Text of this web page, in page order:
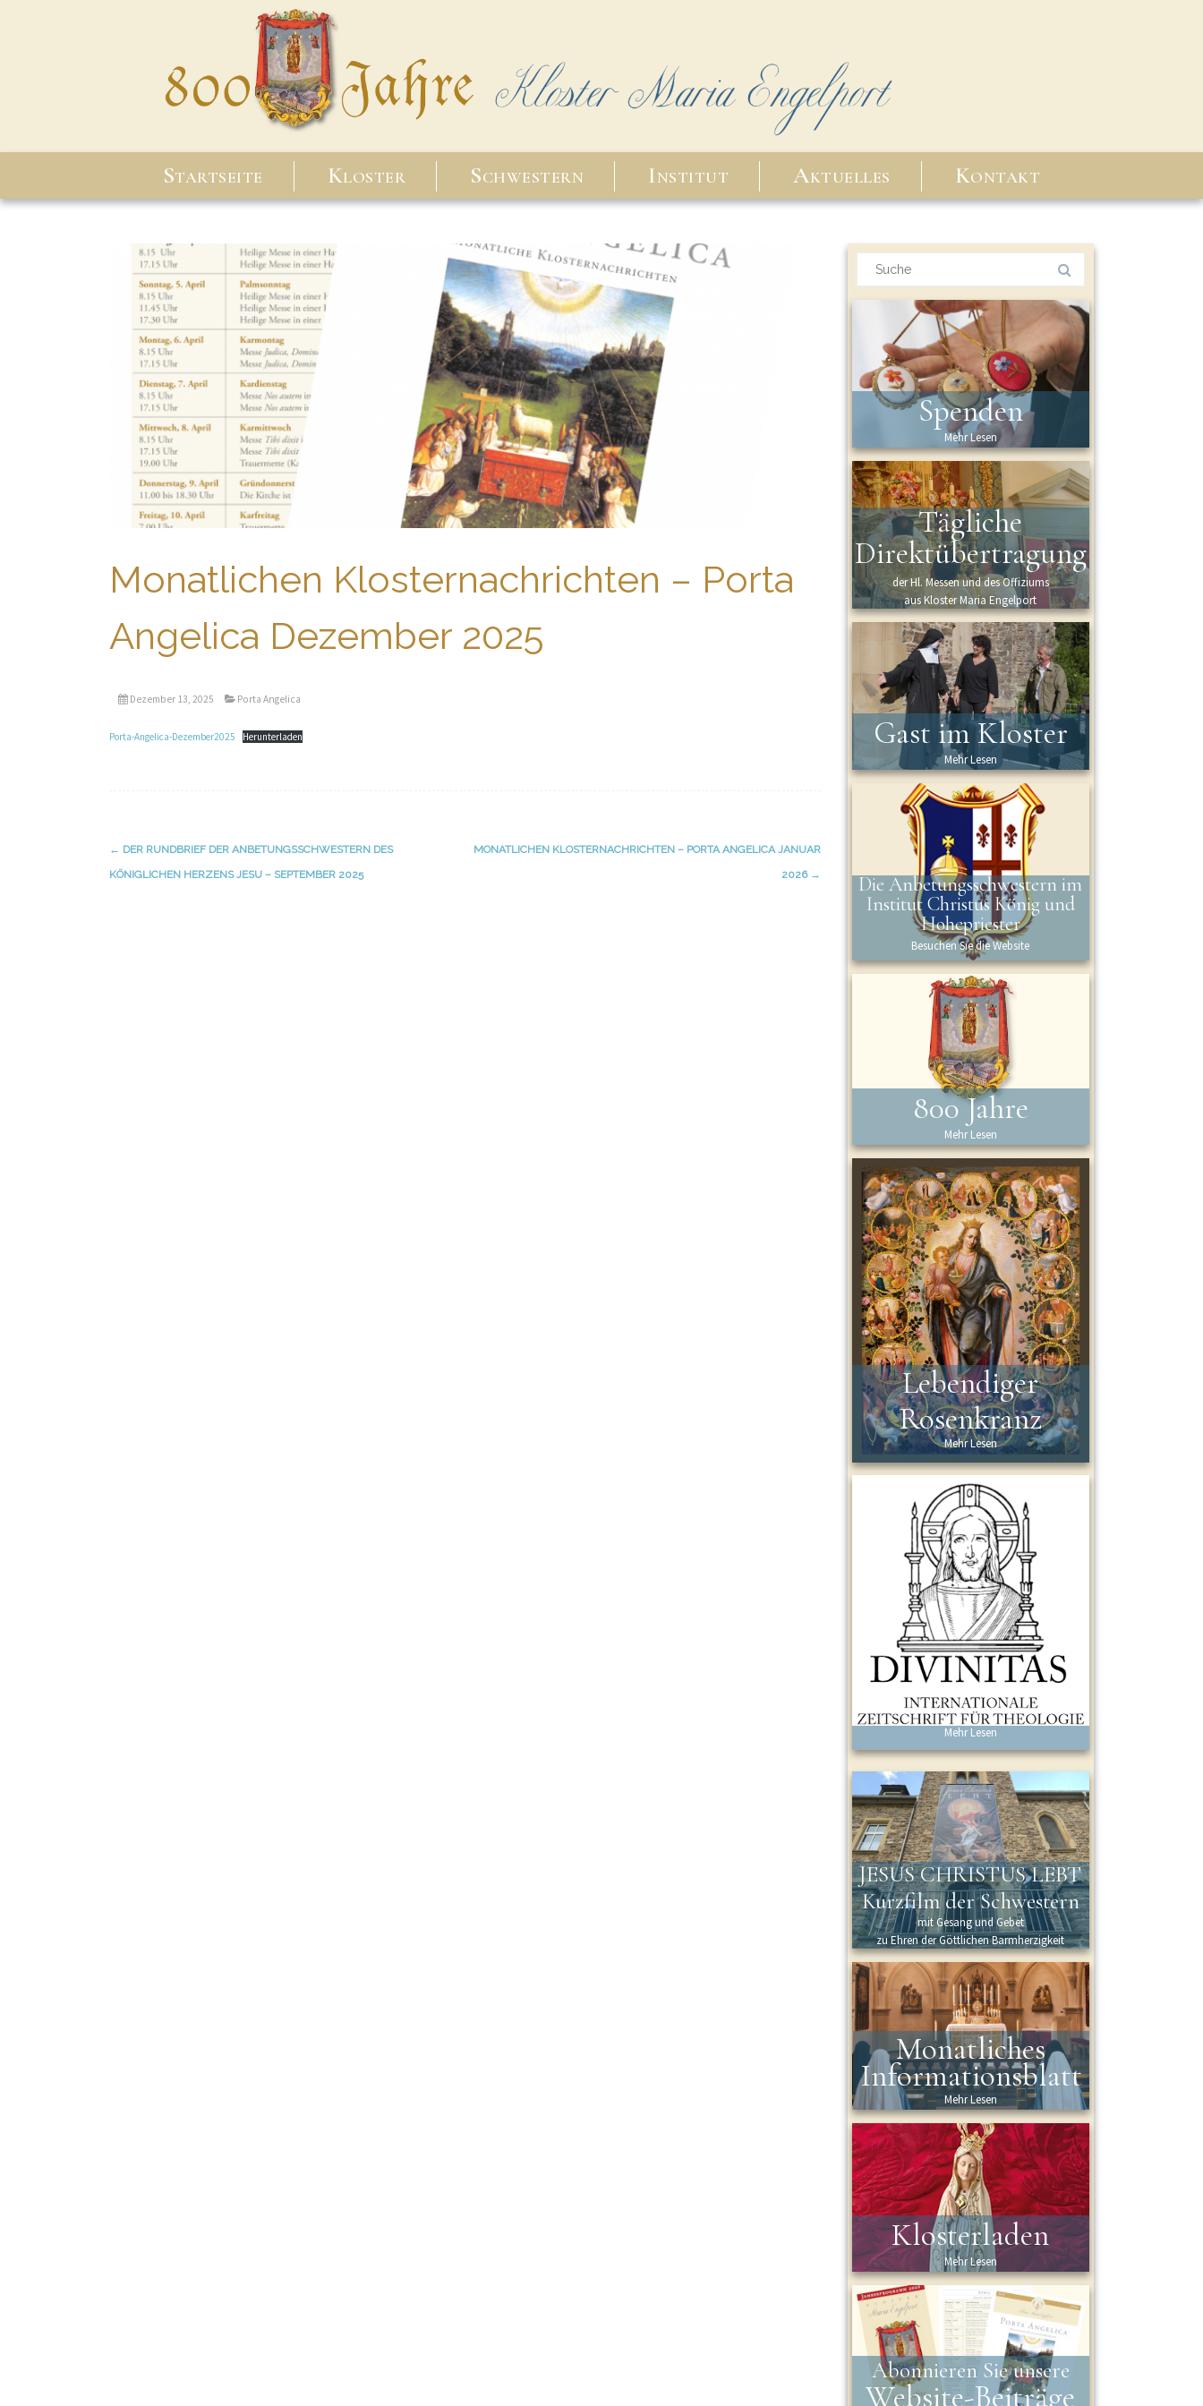
Startseite Kloster Schwestern Institut Aktuelles Kontakt
Monatlichen Klosternachrichten – Porta
Angelica Dezember 2025
Dezember 13, 2025 Porta Angelica
Porta-Angelica-Dezember2025 Herunterladen
Navigation
← DER RUNDBRIEF DER ANBETUNGSSCHWESTERN DES
KÖNIGLICHEN HERZENS JESU – SEPTEMBER 2025
MONATLICHEN KLOSTERNACHRICHTEN – PORTA ANGELICA JANUAR
2026 →
Suchergebnis
Spenden
Mehr Lesen
Tägliche
Direktübertragung
der Hl. Messen und des Offiziums
aus Kloster Maria Engelport
Gast im Kloster
Mehr Lesen
Die Anbetungsschwestern im
Institut Christus König und
Hohepriester
Besuchen Sie die Website
800 Jahre
Mehr Lesen
Lebendiger
Rosenkranz
Mehr Lesen
Mehr Lesen
JESUS CHRISTUS LEBT
Kurzfilm der Schwestern
mit Gesang und Gebet
zu Ehren der Göttlichen Barmherzigkeit
Monatliches
Informationsblatt
Mehr Lesen
Klosterladen
Mehr Lesen
Abonnieren Sie unsere
Website-Beiträge